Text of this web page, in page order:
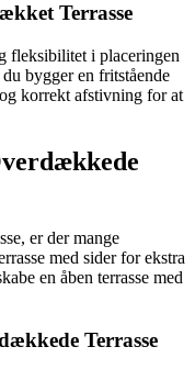
Terrasse
fleksibilitet i placeringen
bygger en fritstående
korrekt afstivning for at
er der mange
med sider for ekstra
en åben terrasse med
Terrasse